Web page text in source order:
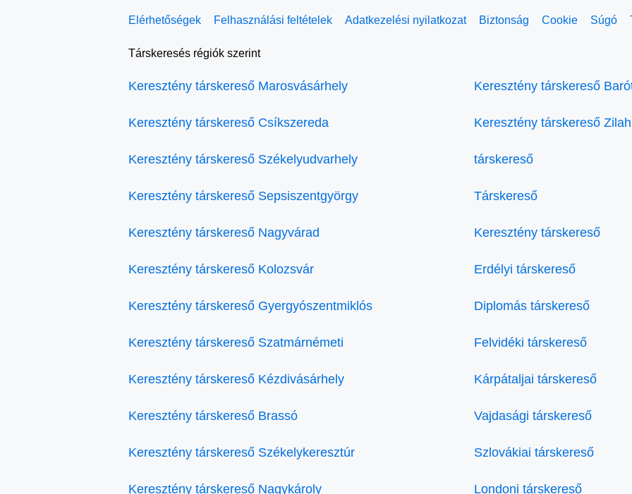
Elérhetőségek Felhasználási feltételek Adatkezelési nyilatkozat Biztonság Cookie Súgó
Társkeresés régiók szerint
Keresztény társkereső Marosvásárhely
Keresztény társkereső Csíkszereda
Keresztény társkereső Székelyudvarhely
Keresztény társkereső Sepsiszentgyörgy
Keresztény társkereső Nagyvárad
Keresztény társkereső Kolozsvár
Keresztény társkereső Gyergyószentmiklós
Keresztény társkereső Szatmárnémeti
Keresztény társkereső Kézdivásárhely
Keresztény társkereső Brassó
Keresztény társkereső Székelykeresztúr
Keresztény társkereső Nagykároly
Keresztény társkereső
Keresztény társkereső Zilah
társkereső
Társkereső
Keresztény társkereső
Erdélyi társkereső
Diplomás társkereső
Felvidéki társkereső
Kárpátaljai társkereső
Vajdasági társkereső
Szlovákiai társkereső
Londoni társkereső